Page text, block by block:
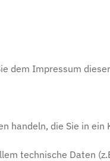
dem Impressum
handeln, die Sie in
technische Daten